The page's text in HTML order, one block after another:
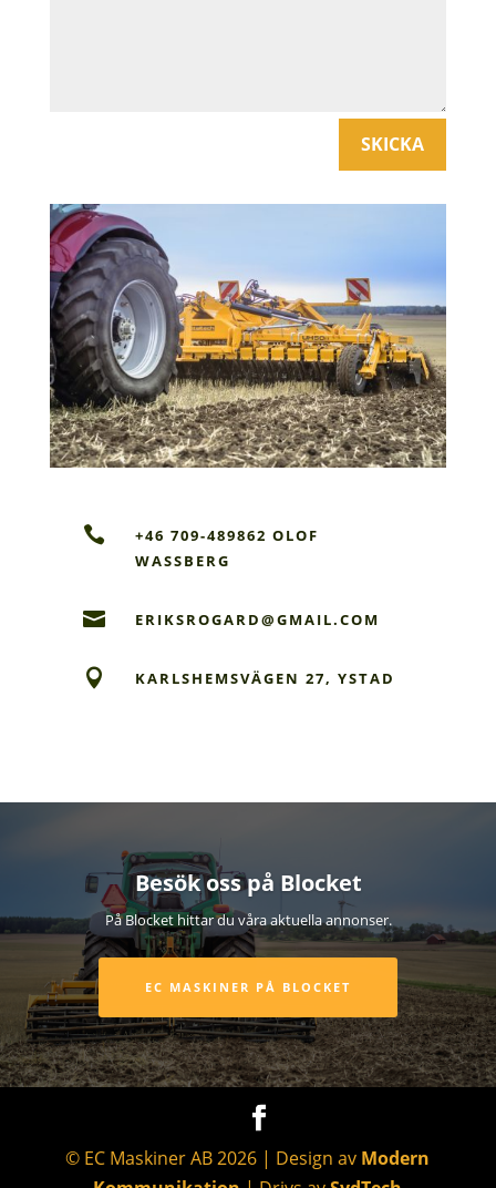
SKICKA

+46 709-489862 OLOF
WASSBERG
 ERIKSROGARD@GMAIL.COM
 KARLSHEMSVÄGEN 27, YSTAD
Besök oss på Blocket
På Blocket hittar du våra aktuella annonser.
EC MASKINER PÅ BLOCKET
© EC Maskiner AB2026 | Design av Modern